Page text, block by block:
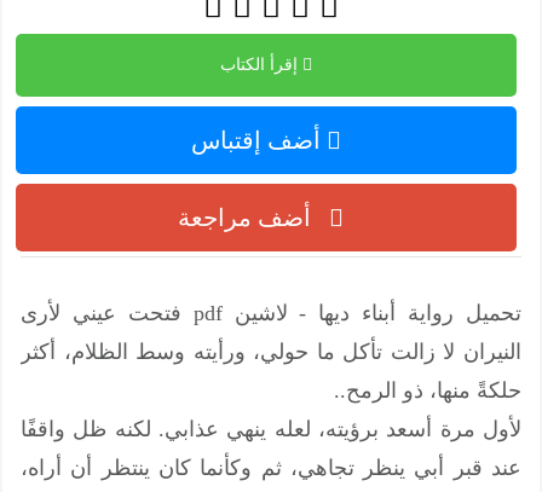
إقرأ الكتاب
أضف إقتباس
أضف مراجعة
تحميل رواية أبناء ديها - لاشين pdf فتحت عيني لأرى
النيران لا زالت تأكل ما حولي، ورأيته وسط الظلام، أكثر
حلكةً منها، ذو الرمح..
لأول مرة أسعد برؤيته، لعله ينهي عذابي. لكنه ظل واقفًا
عند قبر أبي ينظر تجاهي، ثم وكأنما كان ينتظر أن أراه،